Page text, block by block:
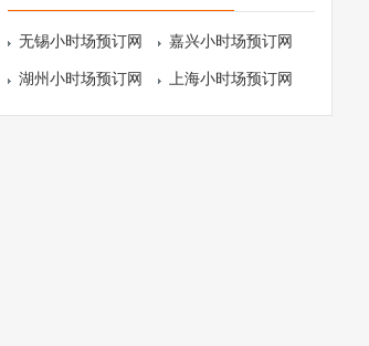
无锡小时场预订网 嘉兴小时场预订网
湖州小时场预订网 上海小时场预订网